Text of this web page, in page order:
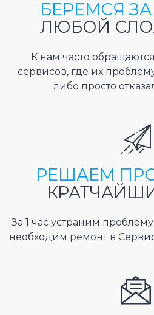
БЕРЕМСЯ
ЛЮБОЙ
К нам часто
сервисов, где их
либо просто
РЕШАЕМ
За 1 час устраним
необходим ремонт в